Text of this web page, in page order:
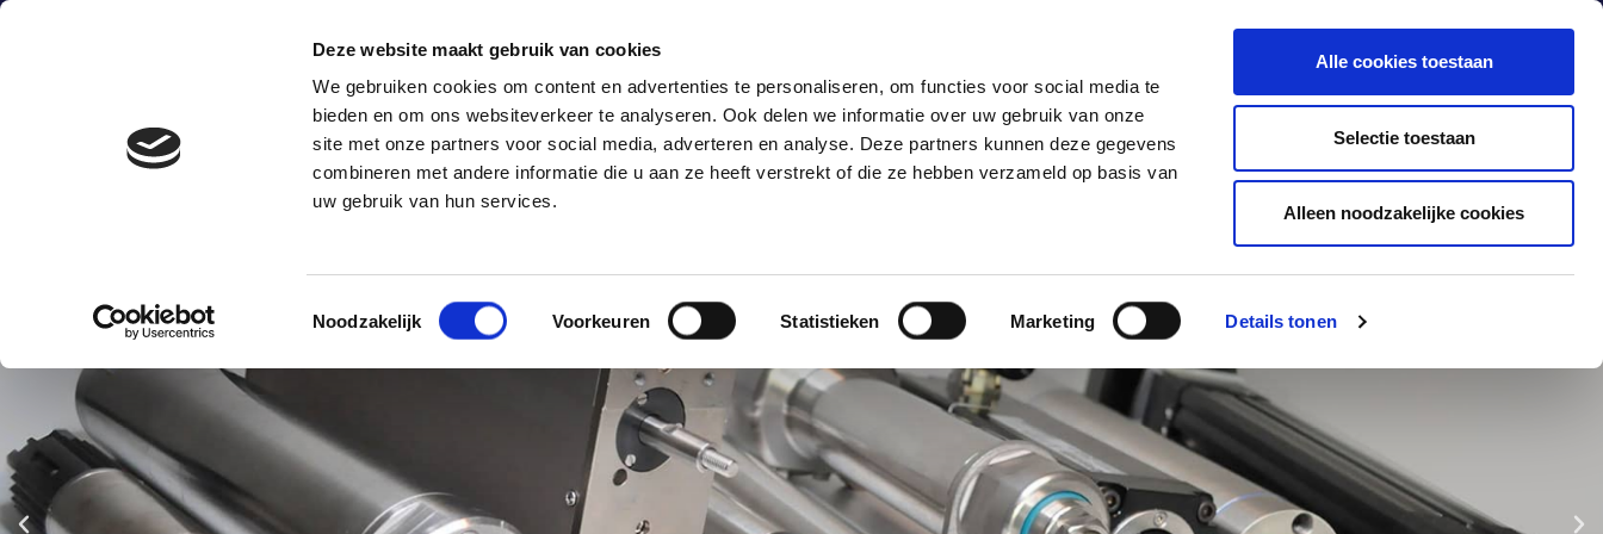
Deze website maakt gebruik van cookies
We gebruiken cookies om content en advertenties te personaliseren, om functies voor social media te
bieden en om ons websiteverkeer te analyseren. Ook delen we informatie over uw gebruik van onze
site met onze partners voor social media, adverteren en analyse. Deze partners kunnen deze gegevens
combineren met andere informatie die u aan ze heeft verstrekt of die ze hebben verzameld op basis van
uw gebruik van hun services.
Toestemmingsselectie
Noodzakelijk Voorkeuren Statistieken Marketing Details tonen
Alle cookies toestaan
Selectie toestaan
Alleen noodzakelijke cookies
Home Over Ons Nieuws Merken Producten